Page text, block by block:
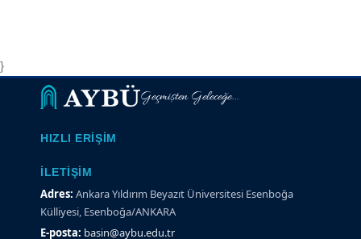
}
Geçmişten Geleceğe...
HIZLI ERIŞIM
İLETIŞIM
Adres: Ankara Yıldırım Beyazıt Üniversitesi Esenboğa
Külliyesi, Esenboğa/ANKARA
E-posta: basin@aybu.edu.tr